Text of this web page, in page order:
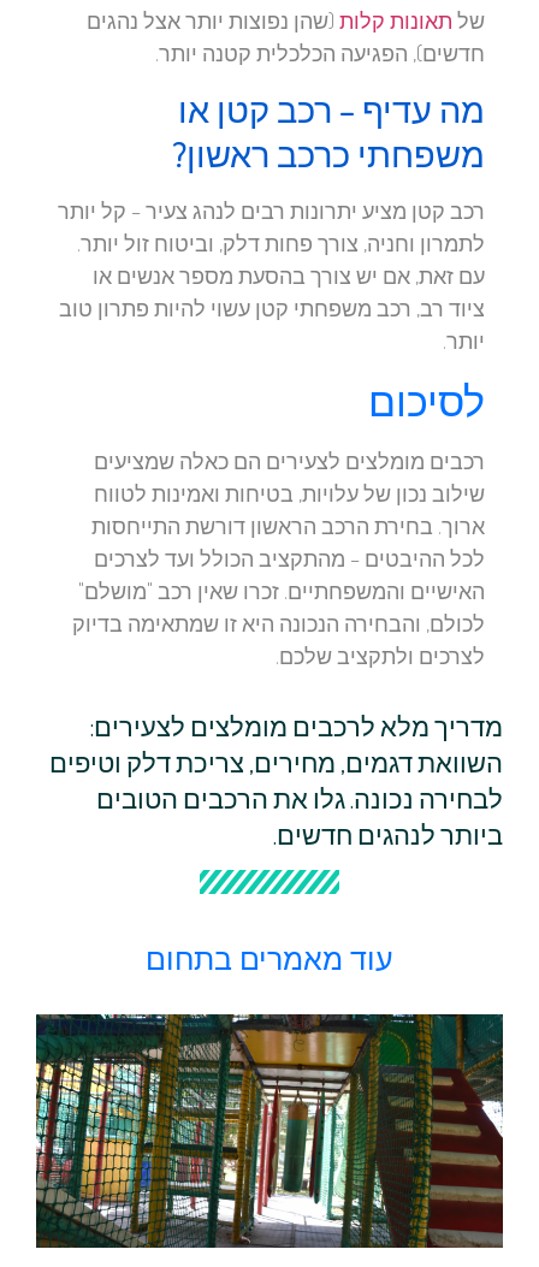
שלתאונות קלות(שהן נפוצות יותר אצל נהגים
חדשים), הפגיעה הכלכלית קטנה יותר.
מה עדיף – רכב קטן או
משפחתי כרכב ראשון?
רכב קטן מציע יתרונות רבים לנהג צעיר – קל יותר
לתמרון וחניה, צורך פחות דלק, וביטוח זול יותר.
עם זאת, אם יש צורך בהסעת מספר אנשים או
ציוד רב, רכב משפחתי קטן עשוי להיות פתרון טוב
יותר.
לסיכום
רכבים מומלצים לצעירים הם כאלה שמציעים
שילוב נכון של עלויות, בטיחות ואמינות לטווח
ארוך. בחירת הרכב הראשון דורשת התייחסות
לכל ההיבטים – מהתקציב הכולל ועד לצרכים
האישיים והמשפחתיים. זכרו שאין רכב "מושלם"
לכולם, והבחירה הנכונה היא זו שמתאימה בדיוק
לצרכים ולתקציב שלכם.
מדריך מלא לרכבים מומלצים לצעירים:
השוואת דגמים, מחירים, צריכת דלק וטיפים
לבחירה נכונה. גלו את הרכבים הטובים
ביותר לנהגים חדשים.
עוד מאמרים בתחום